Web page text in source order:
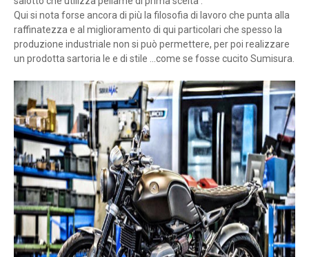
Qui si nota forse ancora di più la filosofia di lavoro che punta alla
raffinatezza e al miglioramento di qui particolari che spesso la
produzione industriale non si può permettere, per poi realizzare
un prodotta sartoria le e di stile ...come se fosse cucito Sumisura.